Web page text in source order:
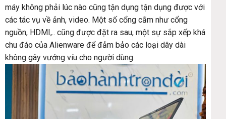
máy không phải lúc nào cũng tận dụng tận dụng được với
các tác vụ về ảnh, video. Một số cổng cắm như cổng
nguồn, HDMI,.. cũng được đặt ra sau, một sự sắp xếp khá
chu đáo của Alienware để đảm bảo các loại dây dài
không gây vướng víu cho người dùng.